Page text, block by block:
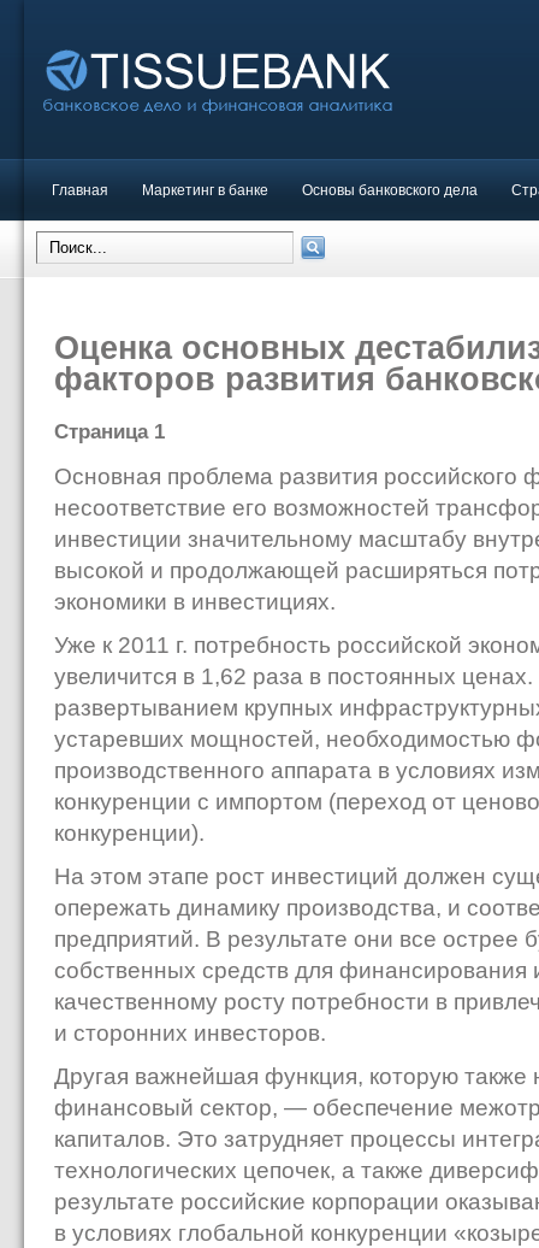
Главная Маркетинг в банке Основы банковского дела
Оценка основных
факторов развития
Страница 1
Основная проблема развития российского
несоответствие его возможностей
инвестиции значительному масштабу
высокой и продолжающей расширяться
экономики в инвестициях.
Уже к 2011 г. потребность российской
увеличится в 1,62 раза в постоянных
развертыванием крупных
устаревших мощностей, необходимостью
производственного аппарата в условиях
конкуренции с импортом (переход от
конкуренции).
На этом этапе рост инвестиций должен
опережать динамику производства, и
предприятий. В результате они все острее
собственных средств для финансирования
качественному росту потребности в
и сторонних инвесторов.
Другая важнейшая функция, которую также
финансовый сектор, — обеспечение
капиталов. Это затрудняет процессы
технологических цепочек, а также
результате российские корпорации
в условиях глобальной конкуренции